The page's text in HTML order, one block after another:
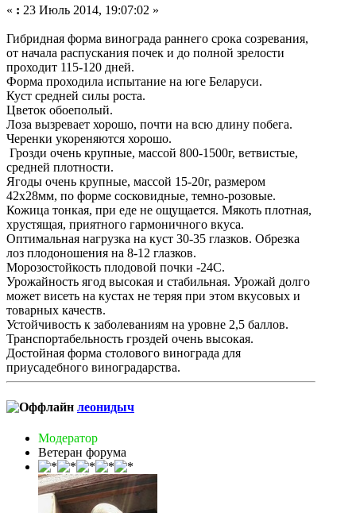
« : 23 Июль 2014, 19:07:02 »
Гибридная форма винограда раннего срока созревания,
от начала распускания почек и до полной зрелости
проходит 115-120 дней.
Форма проходила испытание на юге Беларуси.
Куст средней силы роста.
Цветок обоеполый.
Лоза вызревает хорошо, почти на всю длину побега.
Черенки укореняются хорошо.
Грозди очень крупные, массой 800-1500г, ветвистые,
средней плотности.
Ягоды очень крупные, массой 15-20г, размером
42х28мм, по форме сосковидные, темно-розовые.
Кожица тонкая, при еде не ощущается. Мякоть плотная,
хрустящая, приятного гармоничного вкуса.
Оптимальная нагрузка на куст 30-35 глазков. Обрезка
лоз плодоношения на 8-12 глазков.
Морозостойкость плодовой почки -24С.
Урожайность ягод высокая и стабильная. Урожай долго
может висеть на кустах не теряя при этом вкусовых и
товарных качеств.
Устойчивость к заболеваниям на уровне 2,5 баллов.
Транспортабельность гроздей очень высокая.
Достойная форма столового винограда для
приусадебного виноградарства.
леонидыч
Модератор
Ветеран форума